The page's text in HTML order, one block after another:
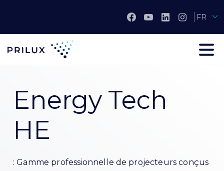
FR
Energy Tech
HE
: Gamme professionnelle de projecteurs conçus